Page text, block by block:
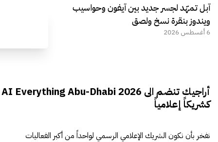
آبل تمهّد لجسر جديد بين آيفون وحواسيب
ويندوز بنقرة نسخ ولصق
6 أغسطس 2026
أراجيك تنضم الى AI Everything Abu-Dhabi 2026
كشريكاً إعلامياً
نفخر بأن نكون الشريك الإعلامي الرسمي لواحداً من أكبر الفعاليات